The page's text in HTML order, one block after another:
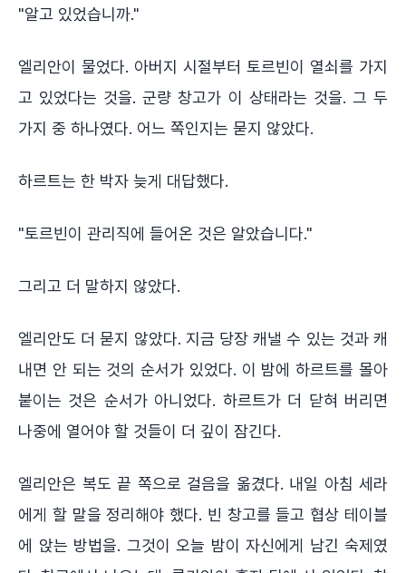
"알고 있었습니까."
엘리안이 물었다. 아버지 시절부터 토르빈이 열쇠를 가지
고 있었다는 것을. 군량 창고가 이 상태라는 것을. 그 두
가지 중 하나였다. 어느 쪽인지는 묻지 않았다.
하르트는 한 박자 늦게 대답했다.
"토르빈이 관리직에 들어온 것은 알았습니다."
그리고 더 말하지 않았다.
엘리안도 더 묻지 않았다. 지금 당장 캐낼 수 있는 것과 캐
내면 안 되는 것의 순서가 있었다. 이 밤에 하르트를 몰아
붙이는 것은 순서가 아니었다. 하르트가 더 닫혀 버리면
나중에 열어야 할 것들이 더 깊이 잠긴다.
엘리안은 복도 끝 쪽으로 걸음을 옮겼다. 내일 아침 세라
에게 할 말을 정리해야 했다. 빈 창고를 들고 협상 테이블
에 앉는 방법을. 그것이 오늘 밤이 자신에게 남긴 숙제였